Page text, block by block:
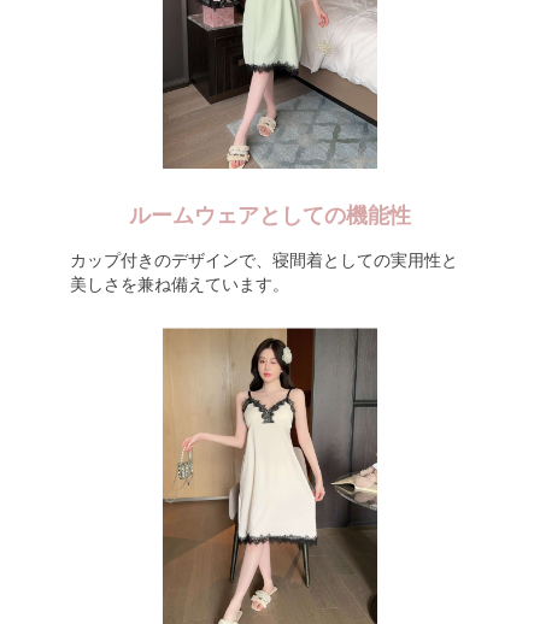
ルームウェアとしての機能性
カップ付きのデザインで、寝間着としての実用性と
美しさを兼ね備えています。